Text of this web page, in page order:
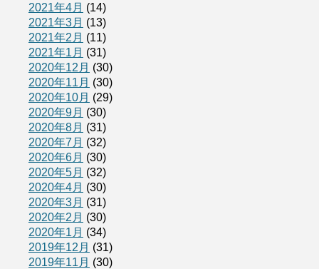
2021年4月 (14)
2021年3月 (13)
2021年2月 (11)
2021年1月 (31)
2020年12月 (30)
2020年11月 (30)
2020年10月 (29)
2020年9月 (30)
2020年8月 (31)
2020年7月 (32)
2020年6月 (30)
2020年5月 (32)
2020年4月 (30)
2020年3月 (31)
2020年2月 (30)
2020年1月 (34)
2019年12月 (31)
2019年11月 (30)